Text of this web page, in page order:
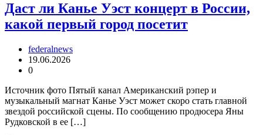
Даст ли Канье Уэст концерт в России,
какой первый город посетит
federalnews
19.06.2026
0
Источник фото Пятый канал Американский рэпер и
музыкальный магнат Канье Уэст может скоро стать главной
звездой российской сцены. По сообщению продюсера Яны
Рудковской в ее […]